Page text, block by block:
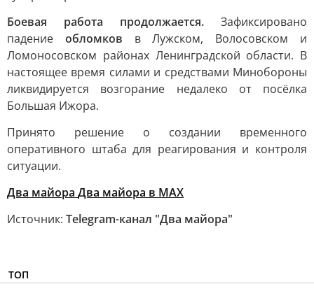
Боевая работа продолжается. Зафиксировано
падение обломков в Лужском, Волосовском и
Ломоносовском районах Ленинградской области. В
настоящее время силами и средствами Минобороны
ликвидируется возгорание недалеко от посёлка
Большая Ижора.
Принято решение о создании временного
оперативного штаба для реагирования и контроля
ситуации.
Два майора Два майора в МАХ
Источник: Telegram-канал "Два майора"
ТОП